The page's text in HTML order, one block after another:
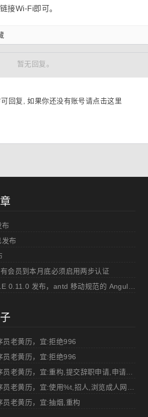
接Wi-Fi即可。
暂无回复。
可回复, 如果你还没有账号请点击这里
布
会员到本月底必须启用两步认证
老黄历，宜:拒绝996
老黄历，宜:拒绝996
老黄历，宜:抽烟,重构